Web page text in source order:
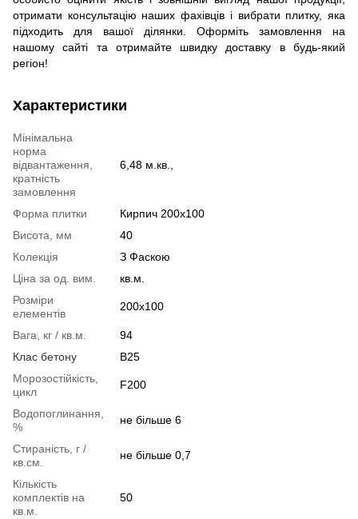
отримати консультацію наших фахівців і вибрати плитку, яка
підходить для вашої ділянки. Оформіть замовлення на
нашому сайті та отримайте швидку доставку в будь-який
регіон!
Характеристики
Мінімальна
норма
відвантаження,
кратність
замовлення
6,48 м.кв.,
Форма плитки
Кирпич 200х100
Висота, мм
40
Колекція
З Фаскою
Ціна за од. вим.
кв.м.
Розміри
елементів
200x100
Вага, кг / кв.м.
94
Клас бетону
B25
Морозостійкість,
цикл
F200
Водопоглинання,
%
не більше 6
Стираність, г /
кв.см.
не більше 0,7
Кількість
комплектів на
кв.м.
50